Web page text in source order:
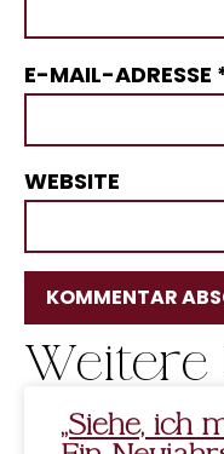
E-MAIL-ADRESSE
WEBSITE
ALTERNATIVE:
„Siehe, ich